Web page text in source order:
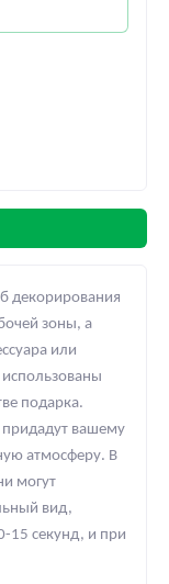
декорирования
зоны, а
или
подарка.
придадут вашему
атмосферу. В
могут
вид,
15 секунд, и при